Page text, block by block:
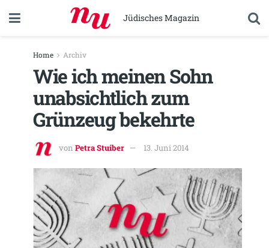
Jüdisches Magazin
Home Archiv
Wie ich meinen Sohn
unabsichtlich zum
Grünzeug bekehrte
von Petra Stuiber 13. Juni 2014